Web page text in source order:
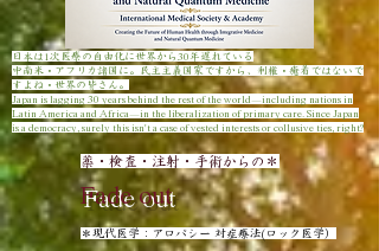
日本は1次医療の自由化に世界から30年遅れている
​中南米・アフリカ諸国に。民主主義国家ですから、利権・癒着ではないで
すよね・世界の皆さん。
Japan is lagging 30 years behind the rest of the world—including nations in
Latin America and Africa—in the liberalization of primary care. Since Japan
is a democracy, surely this isn't a case of vested interests or collusive ties, right?
薬・検査・注射・手術からの＊
Fade out
＊現代医学：アロパシー 対症療法(ロック医学）